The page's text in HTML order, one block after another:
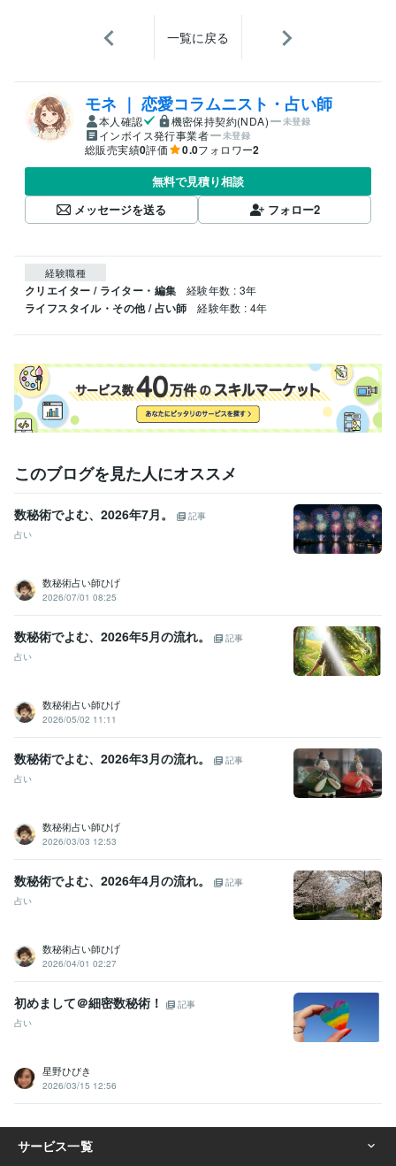
一覧に戻る
モネ ｜ 恋愛コラムニスト・占い師
本人確認 機密保持契約(NDA) 未登録
インボイス発行事業者 未登録
総販売実績0評価 0.0フォロワー2
無料で見積り相談
メッセージを送る
フォロー2
経験職種
クリエイター / ライター・編集 経験年数 : 3年
ライフスタイル・その他 / 占い師 経験年数 : 4年
このブログを見た人にオススメ
数秘術でよむ、2026年7月。
記事
占い
数秘術占い師ひげ
2026/07/01 08:25
数秘術でよむ、2026年5月の流れ。
記事
占い
数秘術占い師ひげ
2026/05/02 11:11
数秘術でよむ、2026年3月の流れ。
記事
占い
数秘術占い師ひげ
2026/03/03 12:53
数秘術でよむ、2026年4月の流れ。
記事
占い
数秘術占い師ひげ
2026/04/01 02:27
初めまして＠細密数秘術！
記事
占い
星野ひびき
2026/03/15 12:56